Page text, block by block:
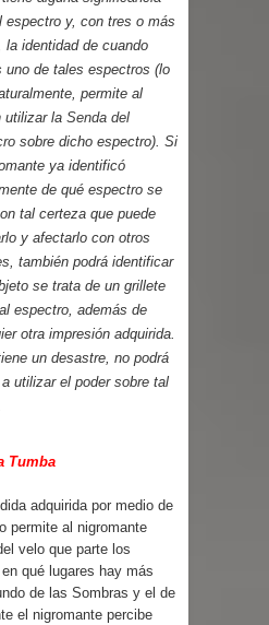
espectro y, con tres o más
la identidad de cuando
uno de tales espectros (lo
permite al
utilizar la Senda del
sobre dicho espectro). Si
ya identificó
de qué espectro se
tal certeza que puede
y afectarlo con otros
también podrá identificar
se trata de un grillete
espectro, además de
otra impresión adquirida.
un desastre, no podrá
utilizar el poder sobre tal
Tumba
adquirida por medio de
permite al nigromante
velo que parte los
qué lugares hay más
de las Sombras y el de
el nigromante percibe